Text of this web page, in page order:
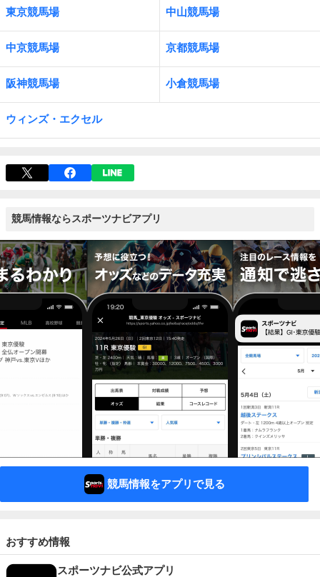
東京競馬場 中山競馬場
中京競馬場 京都競馬場
阪神競馬場 小倉競馬場
ウィンズ・エクセル
競馬情報ならスポーツナビアプリ
競馬情報をアプリで見る
おすすめ情報
スポーツナビ公式アプリ